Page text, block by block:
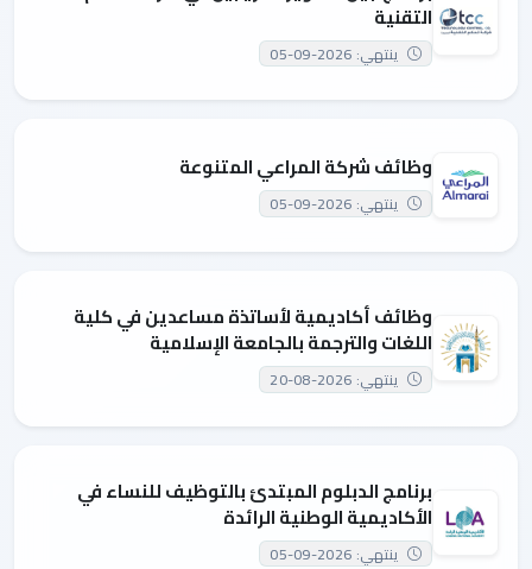
التقنية
ينتهي: 2026-09-05
وظائف شركة المراعي المتنوعة
ينتهي: 2026-09-05
وظائف أكاديمية لأساتذة مساعدين في كلية
اللغات والترجمة بالجامعة الإسلامية
ينتهي: 2026-08-20
برنامج الدبلوم المبتدئ بالتوظيف للنساء في
الأكاديمية الوطنية الرائدة
ينتهي: 2026-09-05